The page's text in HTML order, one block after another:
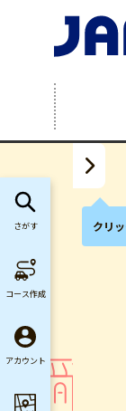
クリ
さがす
コース作成
アカウント